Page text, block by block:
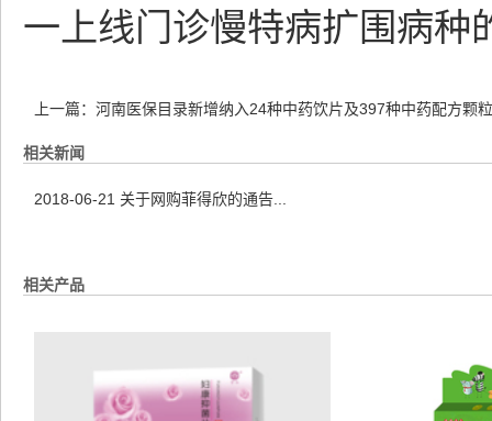
一上线门诊慢特病扩围病种
上一篇： 河南医保目录新增纳入24种中药饮片及397种中药配方颗粒
相关新闻
2018-06-21 关于网购菲得欣的通告...
相关产品